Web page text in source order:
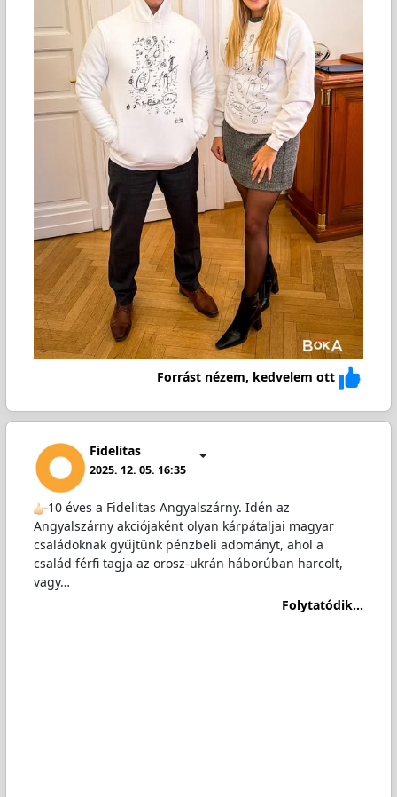
Forrást nézem, kedvelem ott
Fidelitas
2025. 12. 05. 16:35
10 éves a Fidelitas Angyalszárny. Idén az
Angyalszárny akciójaként olyan kárpátaljai magyar
családoknak gyűjtünk pénzbeli adományt, ahol a
család férfi tagja az orosz-ukrán háborúban harcolt,
vagy…
Folytatódik...